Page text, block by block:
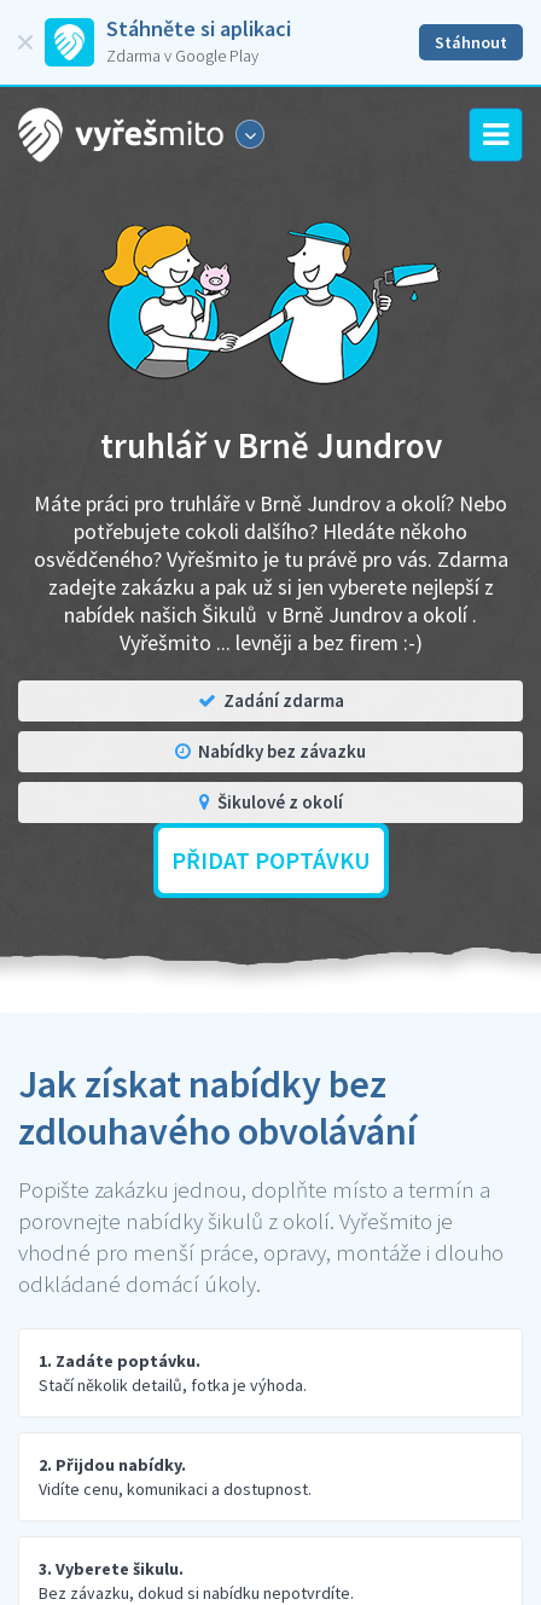
Stáhněte si aplikaci
Zdarma v Google Play
Stáhnout
truhlář v Brně Jundrov
Máte práci pro truhláře v Brně Jundrov a okolí? Nebo
potřebujete cokoli dalšího? Hledáte někoho
osvědčeného? Vyřešmito je tu právě pro vás. Zdarma
zadejte zakázku a pak už si jen vyberete nejlepší z
nabídek našich Šikulů v Brně Jundrov a okolí .
Vyřešmito ... levněji a bez firem :-)
Zadání zdarma
Nabídky bez závazku
Šikulové z okolí
PŘIDAT POPTÁVKU
Jak získat nabídky bez
zdlouhavého obvolávání
Popište zakázku jednou, doplňte místo a termín a
porovnejte nabídky šikulů z okolí. Vyřešmito je
vhodné pro menší práce, opravy, montáže i dlouho
odkládané domácí úkoly.
1. Zadáte poptávku.
Stačí několik detailů, fotka je výhoda.
2. Přijdou nabídky.
Vidíte cenu, komunikaci a dostupnost.
3. Vyberete šikulu.
Bez závazku, dokud si nabídku nepotvrdíte.